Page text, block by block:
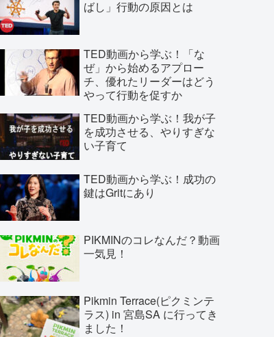
ばし」行動の原因とは
TED動画から学ぶ！「な
ぜ」から始めるアプロー
チ、優れたリーダーはどう
やって行動を促すか
TED動画から学ぶ！我が子
を成功させる、やりすぎな
い子育て
TED動画から学ぶ！成功の
鍵はGritにあり
PIKMINのコレなんだ？動画
一気見！
Pikmin Terrace(ピクミンテ
ラス) in 宮島SA に行ってき
ました！